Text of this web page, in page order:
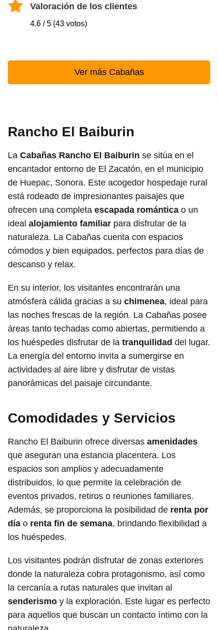
Valoración de los clientes
4.6 / 5 (43 votos)
Ver más Cabañas
Rancho El Baiburin
La Cabañas Rancho El Baiburin se sitúa en el
encantador entorno de El Zacatón, en el municipio
de Huepac, Sonora. Este acogedor hospedaje rural
está rodeado de impresionantes paisajes que
ofrecen una completa escapada romántica o un
ideal alojamiento familiar para disfrutar de la
naturaleza. La Cabañas cuenta con espacios
cómodos y bien equipados, perfectos para días de
descanso y relax.
En su interior, los visitantes encontrarán una
atmósfera cálida gracias a su chimenea, ideal para
las noches frescas de la región. La Cabañas posee
áreas tanto techadas como abiertas, permitiendo a
los huéspedes disfrutar de la tranquilidad del lugar.
La energía del entorno invita a sumergirse en
actividades al aire libre y disfrutar de vistas
panorámicas del paisaje circundante.
Comodidades y Servicios
Rancho El Baiburin ofrece diversas amenidades
que aseguran una estancia placentera. Los
espacios son amplios y adecuadamente
distribuidos, lo que permite la celebración de
eventos privados, retiros o reuniones familiares.
Además, se proporciona la posibilidad de renta por
día o renta fin de semana, brindando flexibilidad a
los huéspedes.
Los visitantes podrán disfrutar de zonas exteriores
donde la naturaleza cobra protagonismo, así como
la cercanía a rutas naturales que invitan al
senderismo y la exploración. Este lugar es perfecto
para aquellos que buscan un contacto íntimo con la